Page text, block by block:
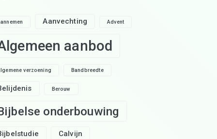
Aanvechting Advent
aanbod
verzoening Bandbreedte
Berouw
onderbouwing
Calvijn